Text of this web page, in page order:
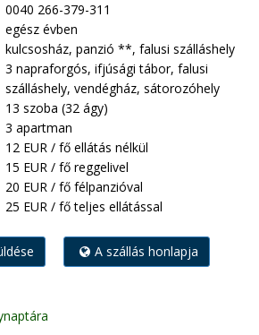
0040 266-379-311
egész évben
kulcsosház, panzió **, falusi szálláshely
3 napraforgós, ifjúsági tábor, falusi
szálláshely, vendégház, sátorozóhely
13 szoba (32 ágy)
3 apartman
12 EUR / fő ellátás nélkül
15 EUR / fő reggelivel
20 EUR / fő félpanzióval
25 EUR / fő teljes ellátással
A szállás honlapja